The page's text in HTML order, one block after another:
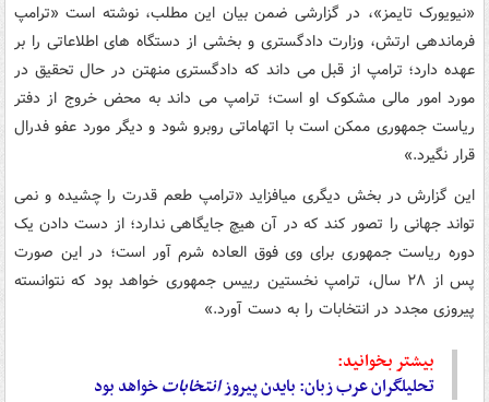
«نیویورک تایمز»، در گزارشی ضمن بیان این مطلب، نوشته است «ترامپ
فرماندهی ارتش، وزارت دادگستری و بخشی از دستگاه های اطلاعاتی را بر
عهده دارد؛ ترامپ از قبل می داند که دادگستری منهتن در حال تحقیق در
مورد امور مالی مشکوک او است؛ ترامپ می داند به محض خروج از دفتر
ریاست جمهوری ممکن است با اتهاماتی روبرو شود و دیگر مورد عفو فدرال
قرار نگیرد.»
این گزارش در بخش دیگری می‎افزاید «ترامپ طعم قدرت را چشیده و نمی
تواند جهانی را تصور کند که در آن هیچ جایگاهی ندارد؛ از دست دادن یک
دوره ریاست جمهوری برای وی فوق العاده شرم آور است؛ در این صورت
پس از ۲۸ سال، ترامپ نخستین رییس جمهوری خواهد بود که نتوانسته
پیروزی مجدد در انتخابات را به دست آورد.»
بیشتر بخوانید:
تحلیلگران عرب زبان: بایدن پیروزانتخاباتخواهد بود